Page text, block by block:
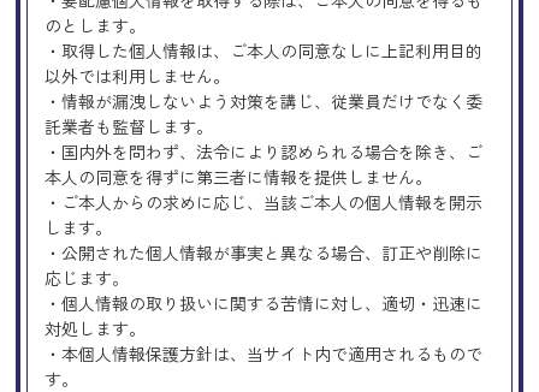
のとします。
・取得した個人情報は、ご本人の同意なしに上記利用目的
以外では利用しません。
・情報が漏洩しないよう対策を講じ、従業員だけでなく委
託業者も監督します。
・国内外を問わず、法令により認められる場合を除き、ご
本人の同意を得ずに第三者に情報を提供しません。
・ご本人からの求めに応じ、当該ご本人の個人情報を開示
します。
・公開された個人情報が事実と異なる場合、訂正や削除に
応じます。
・個人情報の取り扱いに関する苦情に対し、適切・迅速に
対処します。
・本個人情報保護方針は、当サイト内で適用されるもので
す。